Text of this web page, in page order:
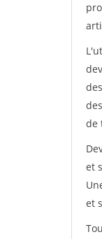
de
et
et